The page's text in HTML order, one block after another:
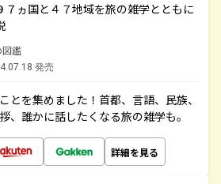
７ヵ国と４７地域を旅の雑学とともに
図鑑
発売
とを集めました！首都、言語、民族、
、誰かに話したくなる旅の雑学も。
詳細を見る